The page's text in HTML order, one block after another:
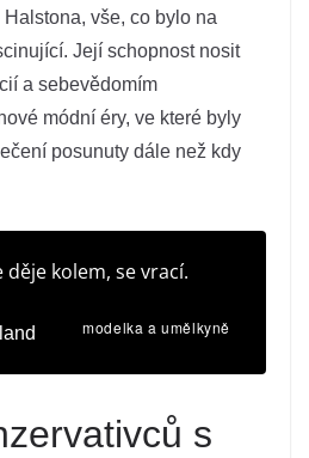
vše, co bylo na
Její schopnost nosit
a sebevědomím
módní éry, ve které byly
posunuty dále než kdy
děje kolem, se vrací.
modelka a umělkyně
s